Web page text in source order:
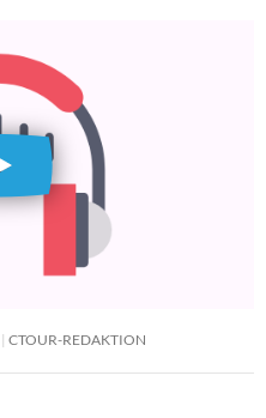
CTOUR-REDAKTION